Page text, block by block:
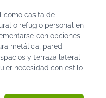
como casita de
o refugio personal en
con opciones
metálica, pared
y terraza lateral
necesidad con estilo